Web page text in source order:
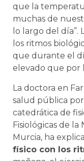
que la
muchas de
lo largo del día”.
los ritmos
que durante el
elevado que por
La doctora en
salud pública
catedrática de
Fisiológicas de
Murcia, ha
físico con los